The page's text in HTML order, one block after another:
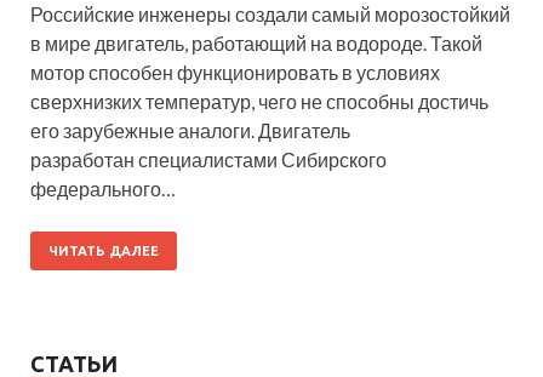
Российские инженеры создали самый морозостойкий
в мире двигатель, работающий на водороде. Такой
мотор способен функционировать в условиях
сверхнизких температур, чего не способны достичь
его зарубежные аналоги. Двигатель
разработан специалистами Сибирского
федерального…
ЧИТАТЬ ДАЛЕЕ
СТАТЬИ